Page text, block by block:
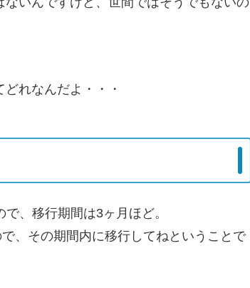
れなんだよ・・・
、移行期間は3ヶ月ほど。
、その期間内に移行してねということで